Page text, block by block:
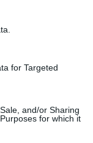
for Targeted
and/or Sharing
for which it
θα